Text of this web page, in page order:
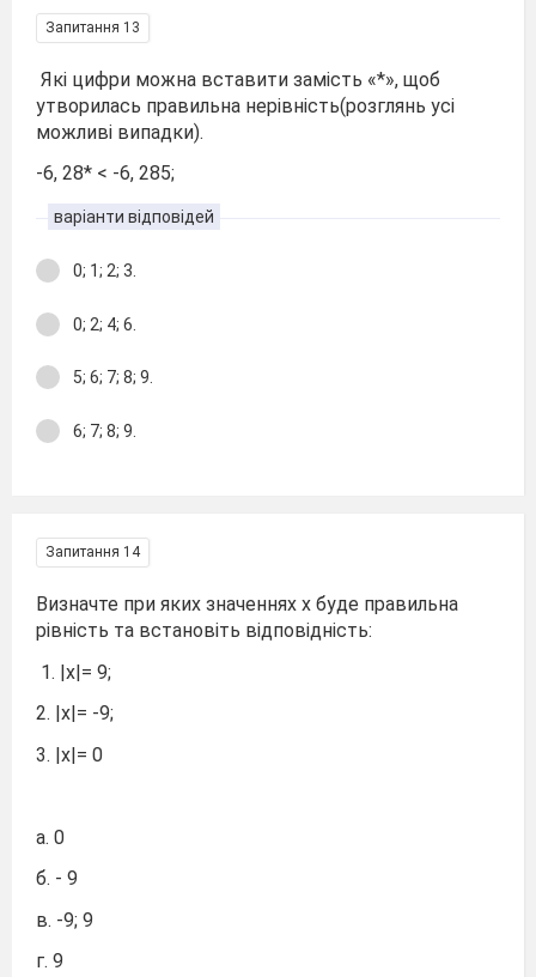
Запитання 13
Які цифри можна вставити замість «*», щоб
утворилась правильна нерівність(розглянь усі
можливі випадки).
-6, 28* < -6, 285;
варіанти відповідей
0; 1; 2; 3.
0; 2; 4; 6.
5; 6; 7; 8; 9.
6; 7; 8; 9.
Запитання 14
Визначте при яких значеннях x буде правильна
рівність та встановіть відповідність:
1. |x|= 9;
2. |x|= -9;
3. |x|= 0
а. 0
б. - 9
в. -9; 9
г. 9